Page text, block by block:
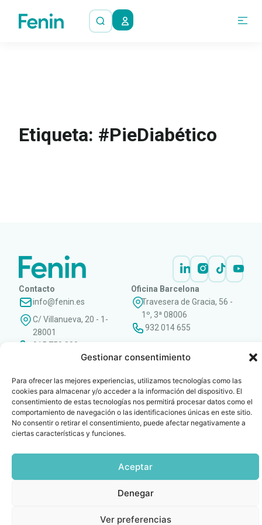
Gestionar consentimiento
Para ofrecer las mejores experiencias, utilizamos tecnologías como las
cookies para almacenar y/o acceder a la información del dispositivo. El
consentimiento de estas tecnologías nos permitirá procesar datos como el
comportamiento de navegación o las identificaciones únicas en este sitio.
No consentir o retirar el consentimiento, puede afectar negativamente a
ciertas características y funciones.
Aceptar
Denegar
Ver preferencias
Etiqueta: #PieDiabético
Contacto
info@fenin.es
C/ Villanueva, 20 - 1-
28001
915 759 800
Oficina Barcelona
Travesera de Gracia, 56 -
1º, 3ª 08006
932 014 655
Copyright © 2025 FENIN |
reservados
Política
privacidad
|Cookies
|Aviso
|SIIF(Canal
denuncias)